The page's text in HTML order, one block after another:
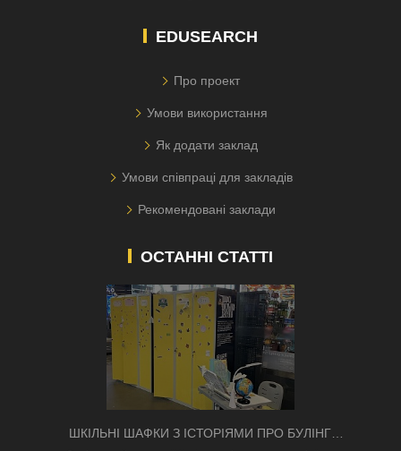
EDUSEARCH
Про проект
Умови використання
Як додати заклад
Умови співпраці для закладів
Рекомендовані заклади
ОСТАННІ СТАТТІ
ШКІЛЬНІ ШАФКИ З ІСТОРІЯМИ ПРО БУЛІНГ